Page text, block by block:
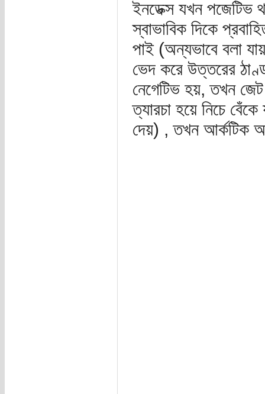
ইনডেক্স যখন পজেটিভ
স্বাভাবিক দিকে
পাই (অন্যভাবে বলা
ভেদ করে উত্তরের
নেগেটিভ হয়, তখন
ত্যারচা হয়ে নিচে
দেয়) , তখন আর্কটিক